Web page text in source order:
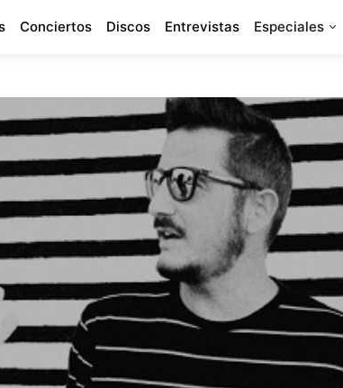
Conciertos Discos Entrevistas Especiales